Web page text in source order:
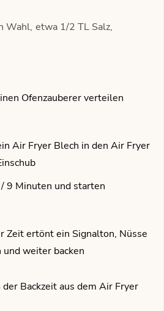
Wahl, etwa 1/2 TL Salz,
Ofenzauberer verteilen
Air Fryer Blech in den Air Fryer
9 Minuten und starten
Zeit ertönt ein Signalton, Nüsse
weiter backen
der Backzeit aus dem Air Fryer